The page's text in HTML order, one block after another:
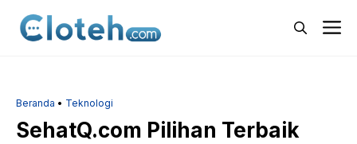
Beranda • Teknologi
SehatQ.com Pilihan Terbaik